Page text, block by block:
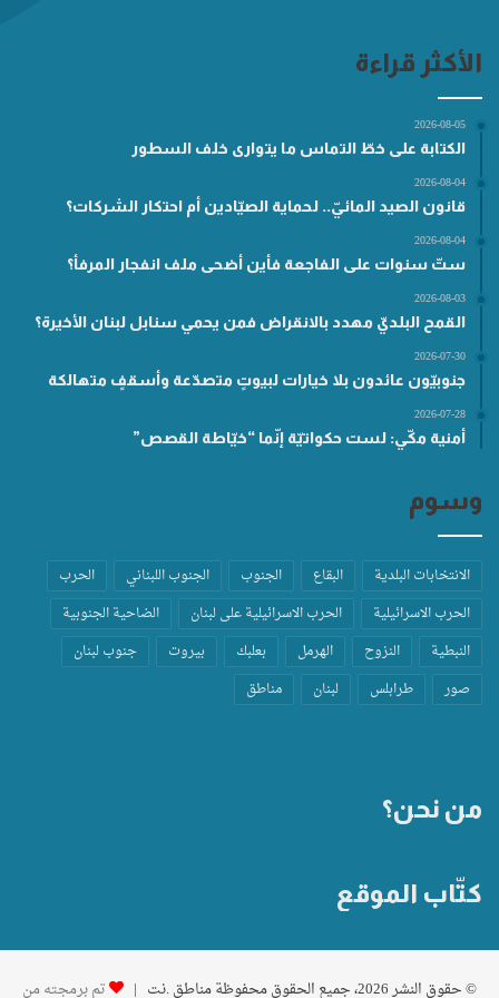
الأكثر قراءة
2026-08-05
الكتابة على خطّ التماس ما يتوارى خلف السطور
2026-08-04
قانون الصيد المائيّ.. لحماية الصيّادين أم احتكار الشركات؟
2026-08-04
ستّ سنوات على الفاجعة فأين أضحى ملف انفجار المرفأ؟
2026-08-03
القمح البلديّ مهدد بالانقراض فمن يحمي سنابل لبنان الأخيرة؟
2026-07-30
جنوبيّون عائدون بلا خيارات لبيوتٍ متصدّعة وأسقفٍ متهالكة
2026-07-28
أمنية مكّي: لست حكواتيّة إنّما “خيّاطة القصص”
وسوم
الانتخابات البلدية البقاع الجنوب الجنوب اللبناني
الحرب
الحرب الاسرائيلية
الحرب الاسرائيلية على لبنان
الضاحية الجنوبية
النبطية
النزوح الهرمل بعلبك بيروت
جنوب لبنان
صور
طرابلس لبنان مناطق
من نحن؟
كتّاب الموقع
© حقوق النشر 2026، جميع الحقوق محفوظة مناطق .نت | تم برمجته من